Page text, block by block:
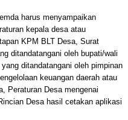
harus menyampaikan
kepala desa atau
KPM BLT Desa, Surat
ditandatangani oleh bupati/wali
ditandatangani oleh pimpinan
keuangan daerah atau
Peraturan Desa mengenai
Desa hasil cetakan aplikasi